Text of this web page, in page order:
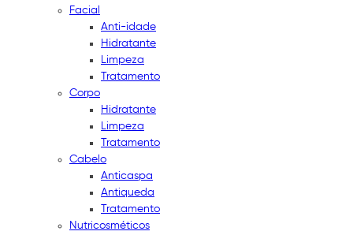
Facial
Anti-idade
Hidratante
Limpeza
Tratamento
Corpo
Hidratante
Limpeza
Tratamento
Cabelo
Anticaspa
Antiqueda
Tratamento
Nutricosméticos